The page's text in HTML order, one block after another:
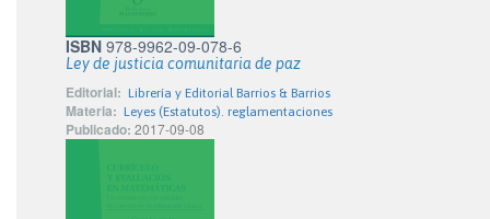
ISBN 978-9962-09-078-6
Ley de justicia comunitaria de paz
Editorial: Librería y Editorial Barrios & Barrios
Materia: Leyes (Estatutos). reglamentaciones
Publicado: 2017-09-08